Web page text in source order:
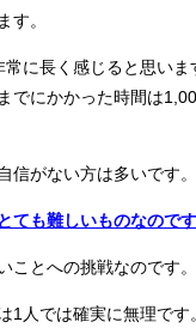
す。
に長く感じると思い
でにかかった時間は
信がない方は多いです
ても難しいものなのです
ことへの挑戦なのです。
1人では確実に無理です